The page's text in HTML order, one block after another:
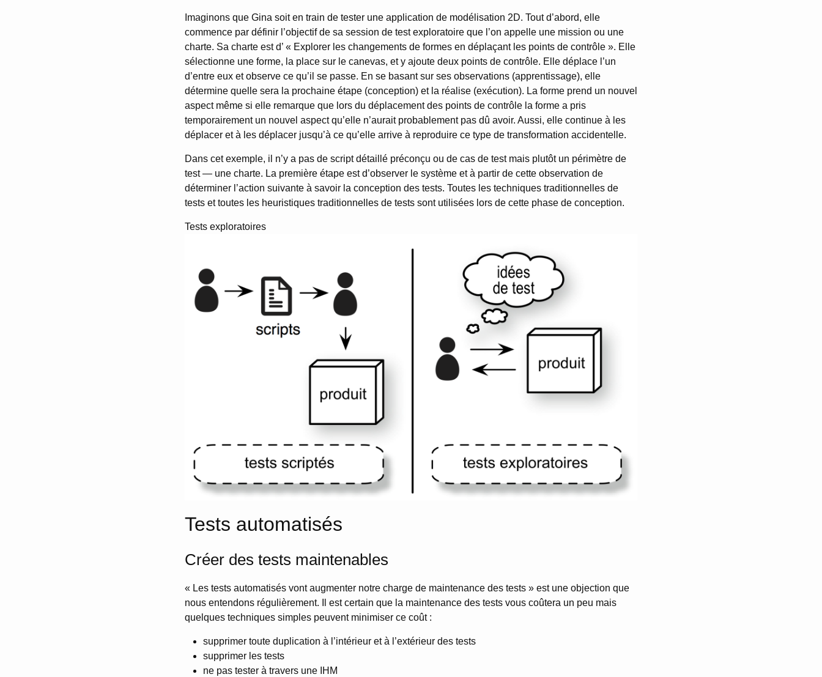
Imaginons que Gina soit en train de tester une application de modélisation 2D. Tout d’abord, elle
commence par définir l’objectif de sa session de test exploratoire que l’on appelle une mission ou une
charte. Sa charte est d’ « Explorer les changements de formes en déplaçant les points de contrôle ». Elle
sélectionne une forme, la place sur le canevas, et y ajoute deux points de contrôle. Elle déplace l’un
d’entre eux et observe ce qu’il se passe. En se basant sur ses observations (apprentissage), elle
détermine quelle sera la prochaine étape (conception) et la réalise (exécution). La forme prend un nouvel
aspect même si elle remarque que lors du déplacement des points de contrôle la forme a pris
temporairement un nouvel aspect qu’elle n’aurait probablement pas dû avoir. Aussi, elle continue à les
déplacer et à les déplacer jusqu’à ce qu’elle arrive à reproduire ce type de transformation accidentelle.
Dans cet exemple, il n’y a pas de script détaillé préconçu ou de cas de test mais plutôt un périmètre de
test — une charte. La première étape est d’observer le système et à partir de cette observation de
déterminer l’action suivante à savoir la conception des tests. Toutes les techniques traditionnelles de
tests et toutes les heuristiques traditionnelles de tests sont utilisées lors de cette phase de conception.
Tests exploratoires
Tests automatisés
Créer des tests maintenables
« Les tests automatisés vont augmenter notre charge de maintenance des tests » est une objection que
nous entendons régulièrement. Il est certain que la maintenance des tests vous coûtera un peu mais
quelques techniques simples peuvent minimiser ce coût :
supprimer toute duplication à l’intérieur et à l’extérieur des tests
supprimer les tests
ne pas tester à travers une IHM